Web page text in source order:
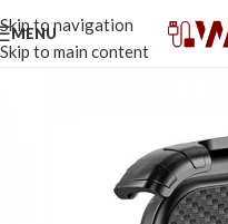
Skip to navigation
Skip to main content
MENU